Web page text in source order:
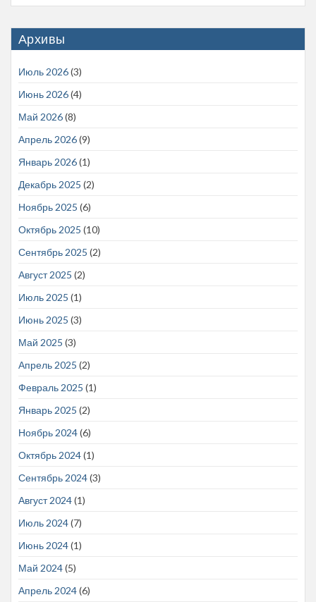
Архивы
Июль 2026(3)
Июнь 2026(4)
Май 2026(8)
Апрель 2026(9)
Январь 2026(1)
Декабрь 2025 (2)
Ноябрь 2025 (6)
Октябрь 2025 (10)
Сентябрь 2025 (2)
Август 2025 (2)
Июль 2025 (1)
Июнь 2025 (3)
Май 2025 (3)
Апрель 2025 (2)
Февраль 2025 (1)
Январь 2025 (2)
Ноябрь 2024(6)
Октябрь 2024(1)
Сентябрь 2024(3)
Август 2024(1)
Июль 2024(7)
Июнь 2024(1)
Май 2024(5)
Апрель 2024(6)